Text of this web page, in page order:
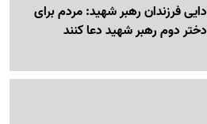
دایی فرزندان رهبر شهید: مردم برای
دختر دوم رهبر شهید دعا کنند